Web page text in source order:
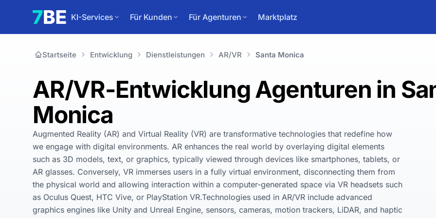
KI-Services Für Kunden Für Agenturen Marktplatz
Startseite Entwicklung Dienstleistungen AR/VR Santa Monica
AR/VR-Entwicklung Agenturen in
Monica
Augmented Reality (AR) and Virtual Reality (VR) are transformative technologies that redefine how
we engage with digital environments. AR enhances the real world by overlaying digital elements
such as 3D models, text, or graphics, typically viewed through devices like smartphones, tablets, or
AR glasses. Conversely, VR immerses users in a fully virtual environment, disconnecting them from
the physical world and allowing interaction within a computer-generated space via VR headsets such
as Oculus Quest, HTC Vive, or PlayStation VR.Technologies used in AR/VR include advanced
graphics engines like Unity and Unreal Engine, sensors, cameras, motion trackers, LiDAR, and haptic